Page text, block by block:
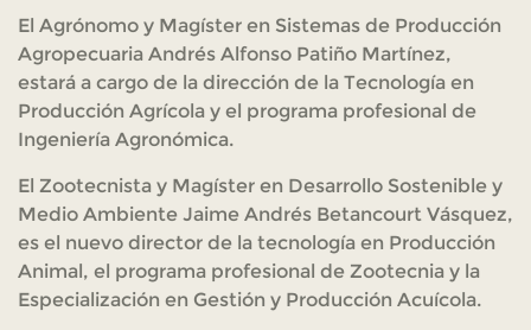
El Agrónomo y Magíster en Sistemas de Producción
Agropecuaria Andrés Alfonso Patiño Martínez,
estará a cargo de la dirección de la Tecnología en
Producción Agrícola y el programa profesional de
Ingeniería Agronómica.
El Zootecnista y Magíster en Desarrollo Sostenible y
Medio Ambiente Jaime Andrés Betancourt Vásquez,
es el nuevo director de la tecnología en Producción
Animal, el programa profesional de Zootecnia y la
Especialización en Gestión y Producción Acuícola.